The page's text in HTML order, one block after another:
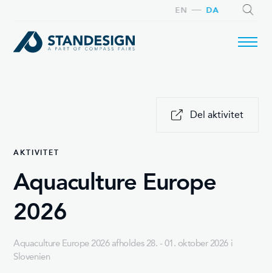
DA
EN
AKTIVITET
Aquaculture Europe
2026
Aquaculture Europe 2026 afholdes 28. - 01. oktober 2026 i
Slovenien
Del aktivitet